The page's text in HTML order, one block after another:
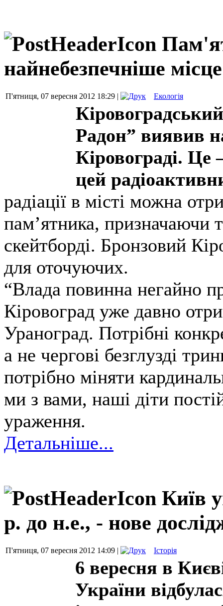
найнебезпечніше
П'ятниця, 07 вересня 2012 18:29 | Екологія
Радон” виявив
Кіровограді.
цей
радіації в місті можна
пам’ятника, призначаючи
скейтборді. Бронзовий
для оточуючих.
“Влада повинна негайно
Кіровоград уже давно
Ураноград. Потрібні
а не чергові безглузді
потрібно міняти
ми з вами, наші діти
ураження.
Детальніше...
Київ
р. до н.е., - нове
П'ятниця, 07 вересня 2012 14:09 | Історія
6 вересня в
України